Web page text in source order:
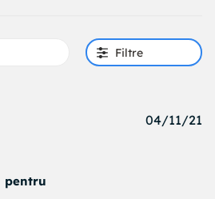
Filtre
pentru
04/11/21